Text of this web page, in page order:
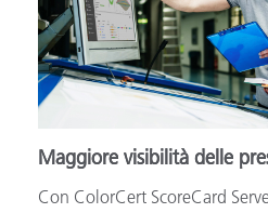
Maggiore visibilità delle
Con ColorCert ScoreCard